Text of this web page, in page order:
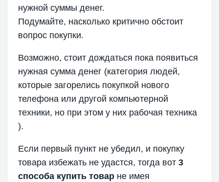
нужной суммы денег.
Подумайте, насколько критично обстоит
вопрос покупки.
Возможно, стоит дождаться пока появиться
нужная сумма денег (категория людей,
которые загорелись покупкой нового
телефона или другой компьютерной
техники, но при этом у них рабочая техника
).
Если первый пункт не убедил, и покупку
товара избежать не удастся, тогда вот3
способа купить товар не имея